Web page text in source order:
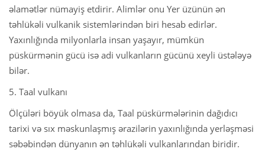
əlamətlər nümayiş etdirir. Alimlər onu Yer üzünün ən
təhlükəli vulkanik sistemlərindən biri hesab edirlər.
Yaxınlığında milyonlarla insan yaşayır, mümkün
püskürmənin gücü isə adi vulkanların gücünü xeyli üstələyə
bilər.
5. Taal vulkanı
Ölçüləri böyük olmasa da, Taal püskürmələrinin dağıdıcı
tarixi və sıx məskunlaşmış ərazilərin yaxınlığında yerləşməsi
səbəbindən dünyanın ən təhlükəli vulkanlarından biridir.